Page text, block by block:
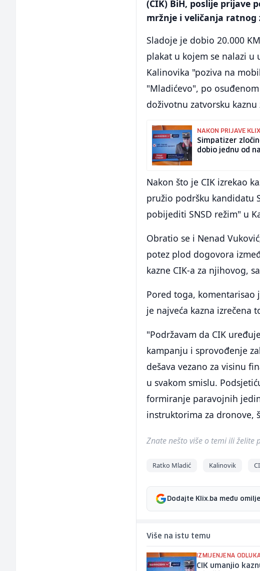
(CIK) BiH, poslije prijave
mržnje i veličanja ratnog
Sladoje je dobio 20.000
plakat u kojem se nalazi u
Kalinovika "poziva na
"Mladićevo", po
doživotnu zatvorsku
NAKON PRIJAVE
Simpatizer
dobio jednu od
Nakon što je CIK izrekao
pružio podršku kandidatu
pobijediti SNSD režim" u
Obratio se i Nenad
potez plod dogovora
kazne CIK-a za njihovog,
Pored toga, komentarisao
je najveća kazna izrečena
"Podržavam da CIK
kampanju i sprovođenje
dešava vezano za visinu
u svakom smislu.
formiranje paravojnih
instruktorima za dronove,
Znate nešto više o temi ili želite
Ratko Mladić Kalinovik
Dodajte Klix.ba među
Više na istu temu
IZMIJENJENA
CIK umanjio